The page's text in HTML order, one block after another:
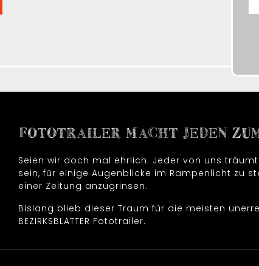
FOTOTRAILER MACHT JEDEN
Seien wir doch mal ehrlich: Jeder von uns
sein, für einige Augenblicke im Rampenlicht zu
einer Zeitung anzugrinsen.
Bislang blieb dieser Traum für die meisten
BEZIRKSBLÄTTER Fototrailer.